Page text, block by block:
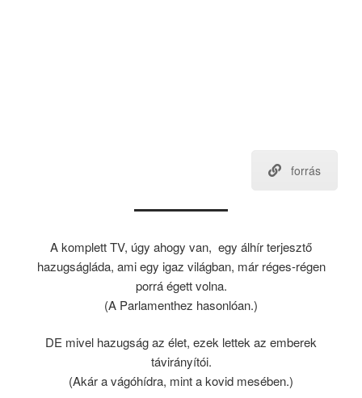
forrás
A komplett TV, úgy ahogy van, egy álhír terjesztő
hazugságláda, ami egy igaz világban, már réges-régen
porrá égett volna.
(A Parlamenthez hasonlóan.)
DE mivel hazugság az élet, ezek lettek az emberek
távirányítói.
(Akár a vágóhídra, mint a kovid mesében.)